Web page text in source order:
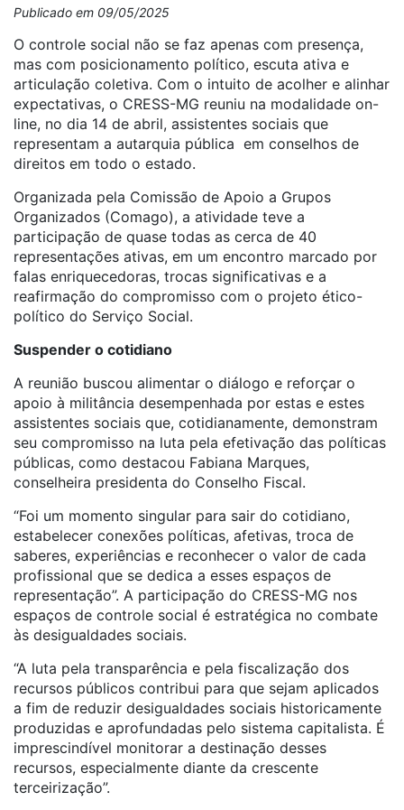
Publicado em 09/05/2025
O controle social não se faz apenas com presença,
mas com posicionamento político, escuta ativa e
articulação coletiva. Com o intuito de acolher e alinhar
expectativas, o CRESS-MG reuniu na modalidade on-
line, no dia 14 de abril, assistentes sociais que
representam a autarquia pública em conselhos de
direitos em todo o estado.
Organizada pela Comissão de Apoio a Grupos
Organizados (Comago), a atividade teve a
participação de quase todas as cerca de 40
representações ativas, em um encontro marcado por
falas enriquecedoras, trocas significativas e a
reafirmação do compromisso com o projeto ético-
político do Serviço Social.
Suspender o cotidiano
A reunião buscou alimentar o diálogo e reforçar o
apoio à militância desempenhada por estas e estes
assistentes sociais que, cotidianamente, demonstram
seu compromisso na luta pela efetivação das políticas
públicas, como destacou Fabiana Marques,
conselheira presidenta do Conselho Fiscal.
“Foi um momento singular para sair do cotidiano,
estabelecer conexões políticas, afetivas, troca de
saberes, experiências e reconhecer o valor de cada
profissional que se dedica a esses espaços de
representação”. A participação do CRESS-MG nos
espaços de controle social é estratégica no combate
às desigualdades sociais.
“A luta pela transparência e pela fiscalização dos
recursos públicos contribui para que sejam aplicados
a fim de reduzir desigualdades sociais historicamente
produzidas e aprofundadas pelo sistema capitalista. É
imprescindível monitorar a destinação desses
recursos, especialmente diante da crescente
terceirização”.